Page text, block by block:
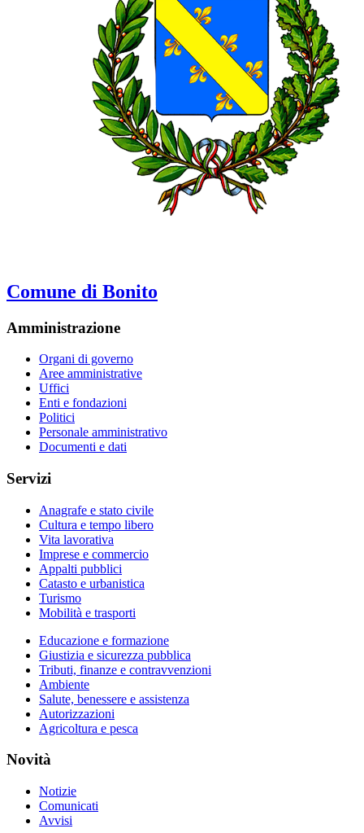
Comune di Bonito
Amministrazione
Organi di governo
Aree amministrative
Uffici
Enti e fondazioni
Politici
Personale amministrativo
Documenti e dati
Servizi
Anagrafe e stato civile
Cultura e tempo libero
Vita lavorativa
Imprese e commercio
Appalti pubblici
Catasto e urbanistica
Turismo
Mobilità e trasporti
Educazione e formazione
Giustizia e sicurezza pubblica
Tributi, finanze e contravvenzioni
Ambiente
Salute, benessere e assistenza
Autorizzazioni
Agricoltura e pesca
Novità
Notizie
Comunicati
Avvisi